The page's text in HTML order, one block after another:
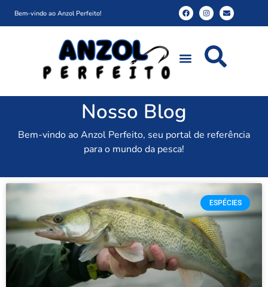
Bem-vindo ao Anzol Perfeito!
Nosso Blog
Bem-vindo ao Anzol Perfeito, seu portal de referência
para o mundo da pesca!
ESPÉCIES